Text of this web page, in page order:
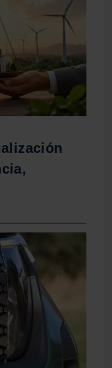
información
recopilado a